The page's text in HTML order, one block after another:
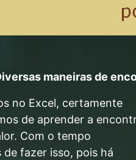
maneiras de
no Excel, certamente
de aprender a
Com o tempo
fazer isso, pois há